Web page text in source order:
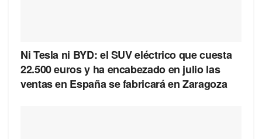
Ni Tesla ni BYD: el SUV eléctrico que cuesta
22.500 euros y ha encabezado en julio las
ventas en España se fabricará en Zaragoza